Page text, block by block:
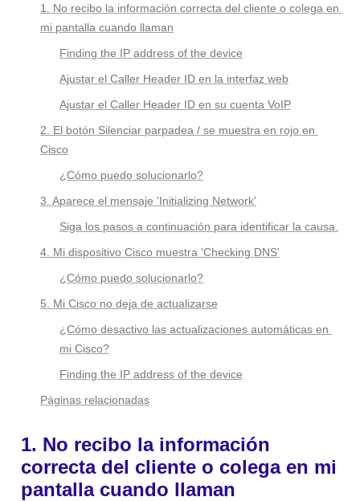
1. No recibo la información correcta del cliente o colega en
mi pantalla cuando llaman
Finding the IP address of the device
Ajustar el Caller Header ID en la interfaz web
Ajustar el Caller Header ID en su cuenta VoIP
2. El botón Silenciar parpadea / se muestra en rojo en
Cisco
¿Cómo puedo solucionarlo?
3. Aparece el mensaje 'Initializing Network'
Siga los pasos a continuación para identificar la causa.
4. Mi dispositivo Cisco muestra 'Checking DNS'
¿Cómo puedo solucionarlo?
5. Mi Cisco no deja de actualizarse
¿Cómo desactivo las actualizaciones automáticas en
mi Cisco?
Finding the IP address of the device
Páginas relacionadas
1. No recibo la información
correcta del cliente o colega en mi
pantalla cuando llaman